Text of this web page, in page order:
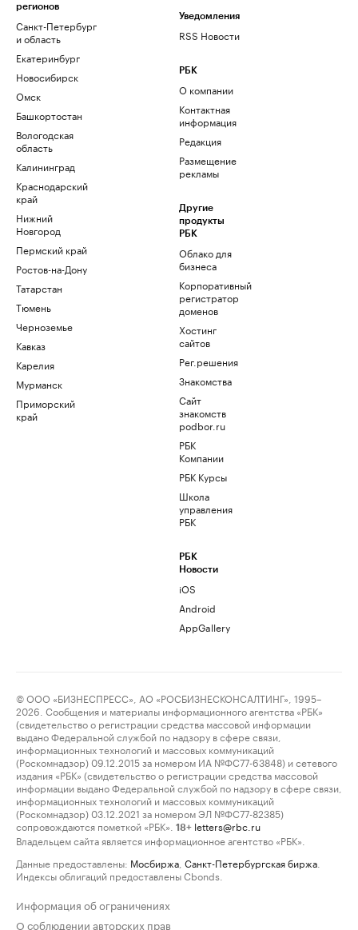
регионов
Санкт-Петербург
и область
Екатеринбург
Новосибирск
Омск
Башкортостан
Вологодская
область
Калининград
Краснодарский
край
Нижний
Новгород
Пермский край
Ростов-на-Дону
Татарстан
Тюмень
Черноземье
Кавказ
Карелия
Мурманск
Приморский
край
Уведомления
RSS Новости
РБК
О компании
Контактная
информация
Редакция
Размещение
рекламы
Другие
продукты
РБК
Облако для
бизнеса
Корпоративный
регистратор
доменов
Хостинг
сайтов
Рег.решения
Знакомства
Сайт
знакомств
podbor.ru
РБК
Компании
РБК Курсы
Школа
управления
РБК
РБК
Новости
iOS
Android
AppGallery
© ООО «БИЗНЕСПРЕСС», АО «РОСБИЗНЕСКОНСАЛТИНГ», 1995–
2026. Сообщения и материалы информационного агентства «РБК»
(свидетельство о регистрации средства массовой информации
выдано Федеральной службой по надзору в сфере связи,
информационных технологий и массовых коммуникаций
(Роскомнадзор) 09.12.2015 за номером ИА №ФС77-63848) и сетевого
издания «РБК» (свидетельство о регистрации средства массовой
информации выдано Федеральной службой по надзору в сфере связи,
информационных технологий и массовых коммуникаций
(Роскомнадзор) 03.12.2021 за номером ЭЛ №ФС77-82385)
сопровождаются пометкой «РБК».
18+ letters@rbc.ru
Владельцем сайта является информационное агентство «РБК».
Данные предоставлены: Мосбиржа Санкт-Петербургская биржа
Индексы облигаций предоставлены Cbonds.
Информация об ограничениях
О соблюдении авторских прав